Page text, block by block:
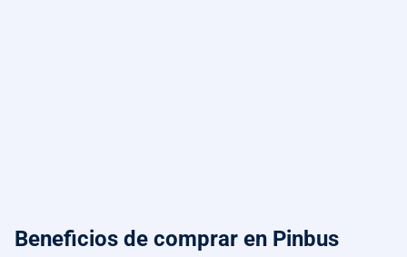
Beneficios de comprar en Pinbus